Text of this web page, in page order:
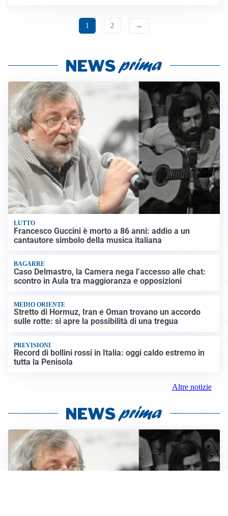
1 2 →
LUTTO
Francesco Guccini è morto a 86 anni: addio a un
cantautore simbolo della musica italiana
BAGARRE
Caso Delmastro, la Camera nega l’accesso alle chat:
scontro in Aula tra maggioranza e opposizioni
MEDIO ORIENTE
Stretto di Hormuz, Iran e Oman trovano un accordo
sulle rotte: si apre la possibilità di una tregua
PREVISIONI
Record di bollini rossi in Italia: oggi caldo estremo in
tutta la Penisola
Altre notizie